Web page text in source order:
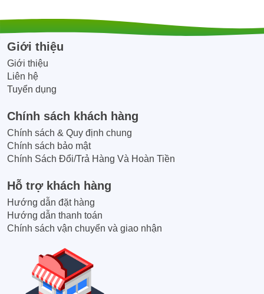
Giới thiệu
Giới thiệu
Liên hệ
Tuyển dụng
Chính sách khách hàng
Chính sách & Quy định chung
Chính sách bảo mật
Chính Sách Đổi/Trả Hàng Và Hoàn Tiền
Hỗ trợ khách hàng
Hướng dẫn đặt hàng
Hướng dẫn thanh toán
Chính sách vận chuyển và giao nhận